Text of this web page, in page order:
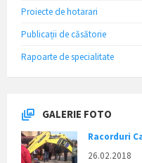
Proiecte de hotarari
Publicații de căsătorie
Rapoarte de specialitate
GALERIE FOTO
Racorduri
26.02.2018